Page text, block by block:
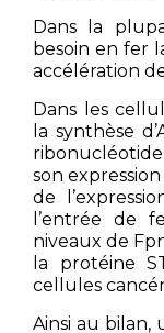
Dans la
besoin en fer
accélération
Dans les
la synthèse
son
de
l’entrée de
niveaux de
la protéine
cellules
Ainsi au bilan,